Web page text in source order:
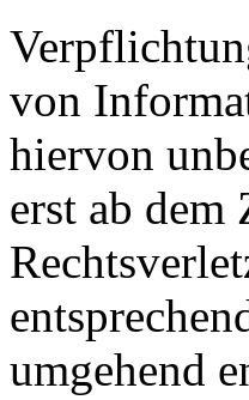
von
hiervon
erst ab
umgehend